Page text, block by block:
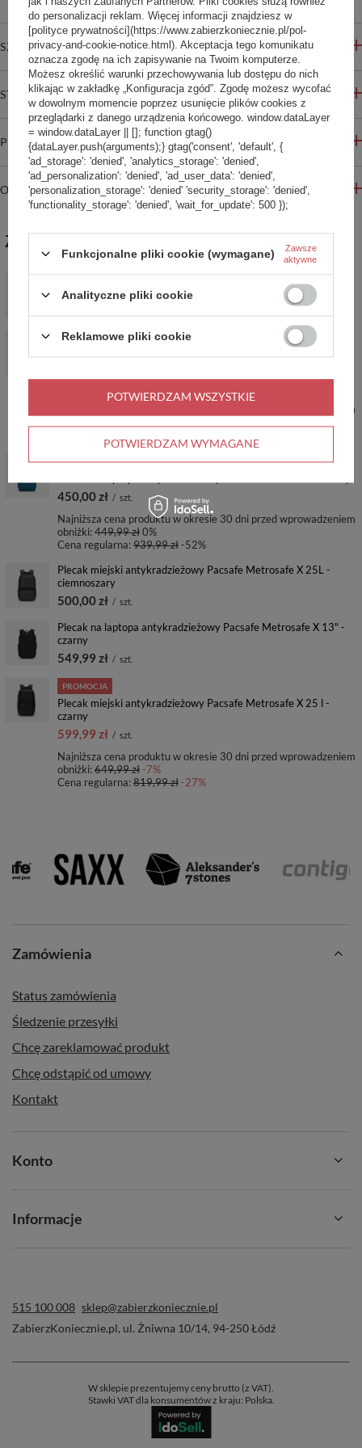
SZCZEGÓŁOWE INFORMACJE
STREFA REKOMENDACJI
PYTANIA INNYCH KLIENTÓW
OPINIE
ZABIERZ JESZCZE :)
ciemnoszary
PROMOCJA
Plecak na laptopa antykradzieżowy Pacsafe Metrosafe X 13" -
Najniższa cena produktu w okresie 30 dni przed wprowadzeniem
OKAZJA
450,00 zł / szt.
Najniższa cena produktu w okresie 30 dni przed wprowadzeniem
obniżki:449,99 zł0%
Cena regularna:939,99 zł-52%
Plecak miejski antykradzieżowy Pacsafe Metrosafe X 25L -
ciemnoszary
500,00 zł / szt.
Plecak na laptopa antykradzieżowy Pacsafe Metrosafe X 13" -
czarny
549,99 zł / szt.
PROMOCJA
Plecak miejski antykradzieżowy Pacsafe Metrosafe X 25 l -
czarny
599,99 zł / szt.
Najniższa cena produktu w okresie 30 dni przed wprowadzeniem
obniżki:649,99 zł-7%
Cena regularna:819,99 zł-27%
Zamówienia
Status zamówienia
Śledzenie przesyłki
Chcę zareklamować produkt
Chcę odstąpić od umowy
Kontakt
Konto
Informacje
515 100 008 sklep@zabierzkoniecznie.pl
ZabierzKoniecznie.pl, ul. Żniwna 10/14, 94-250Łódź
W sklepie prezentujemy ceny brutto (z VAT).
Stawki VAT dla konsumentów z kraju: Polska.
do personalizacji reklam. Więcej informacji znajdziesz w
[polityce prywatności](https://www.zabierzkoniecznie.pl/pol-
privacy-and-cookie-notice.html). Akceptacja tego komunikatu
oznacza zgodę na ich zapisywanie na Twoim komputerze.
Możesz określić warunki przechowywania lub dostępu do nich
klikając w zakładkę „Konfiguracja zgód”. Zgodę możesz wycofać
w dowolnym momencie poprzez usunięcie plików cookies z
przeglądarki z danego urządzenia końcowego. window.dataLayer
= window.dataLayer || []; function gtag()
{dataLayer.push(arguments);} gtag('consent', 'default', {
'ad_storage': 'denied', 'analytics_storage': 'denied',
'ad_personalization': 'denied', 'ad_user_data': 'denied',
'personalization_storage': 'denied' 'security_storage': 'denied',
'functionality_storage': 'denied', 'wait_for_update': 500 });
Funkcjonalne pliki cookie (wymagane)
Zawsze
aktywne
Analityczne pliki cookie
Reklamowe pliki cookie
POTWIERDZAM WYMAGANE
POTWIERDZAM WSZYSTKIE